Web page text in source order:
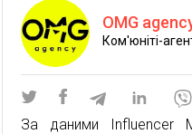
OMG
Ком'юніті-
За даними Influencer